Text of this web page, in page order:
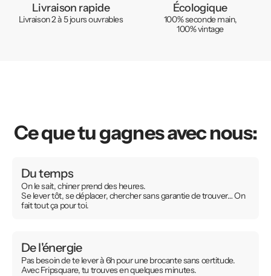
Livraison rapide
Livraison 2 à 5 jours ouvrables
Écologique
100% seconde main,
100% vintage
Ce que tu gagnes avec nous:
Du temps
On le sait, chiner prend des heures.
Se lever tôt, se déplacer, chercher sans garantie de trouver… On
fait tout ça pour toi.
De l'énergie
Pas besoin de te lever à 6h pour une brocante sans certitude.
Avec Fripsquare, tu trouves en quelques minutes.